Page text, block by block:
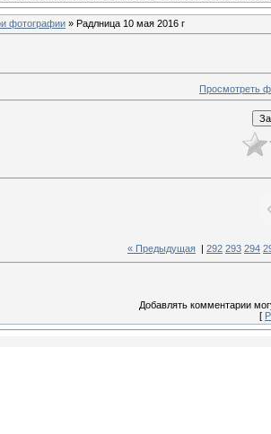
фотографии » Радлница 10 мая 2016 г
Просмотреть
« Предыдущая 292 293 294
Добавлять комментарии
[